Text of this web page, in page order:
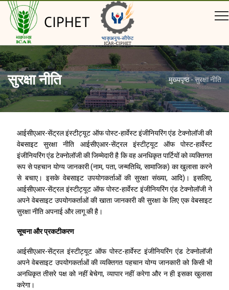
CIPHET
सुरक्षा नीति मुख्यपृष्ठ-सुरक्षा नीति
आईसीएआर-सेंट्रल इंस्टीट्यूट ऑफ पोस्ट-हार्वेस्ट इंजीनियरिंग एंड टेक्नोलॉजी की
वेबसाइट सुरक्षा नीति आईसीएआर-सेंट्रल इंस्टीट्यूट ऑफ पोस्ट-हार्वेस्ट
इंजीनियरिंग एंड टेक्नोलॉजी की जिम्मेदारी है कि वह अनधिकृत पार्टियों को व्यक्तिगत
रूप से पहचान योग्य जानकारी (नाम, पता, जन्मतिथि, सामाजिक) का खुलासा करने
से बचाए। इसके वेबसाइट उपयोगकर्ताओं की सुरक्षा संख्या, आदि)। इसलिए,
आईसीएआर-सेंट्रल इंस्टीट्यूट ऑफ पोस्ट-हार्वेस्ट इंजीनियरिंग एंड टेक्नोलॉजी ने
अपने वेबसाइट उपयोगकर्ताओं की खाता जानकारी की सुरक्षा के लिए एक वेबसाइट
सुरक्षा नीति अपनाई और लागू की है।
सूचना और प्रकटीकरण
आईसीएआर-सेंट्रल इंस्टीट्यूट ऑफ पोस्ट-हार्वेस्ट इंजीनियरिंग एंड टेक्नोलॉजी
अपने वेबसाइट उपयोगकर्ताओं की व्यक्तिगत पहचान योग्य जानकारी को किसी भी
अनधिकृत तीसरे पक्ष को नहीं बेचेगा, व्यापार नहीं करेगा और न ही इसका खुलासा
करेगा।